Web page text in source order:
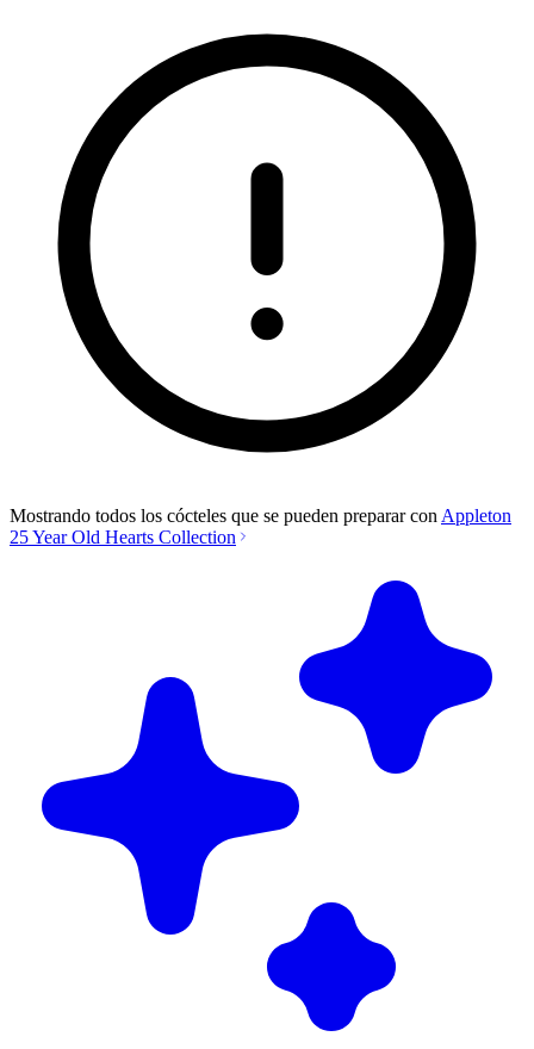
Mostrando todos los cócteles que se pueden preparar con Appleton
25 Year Old Hearts Collection